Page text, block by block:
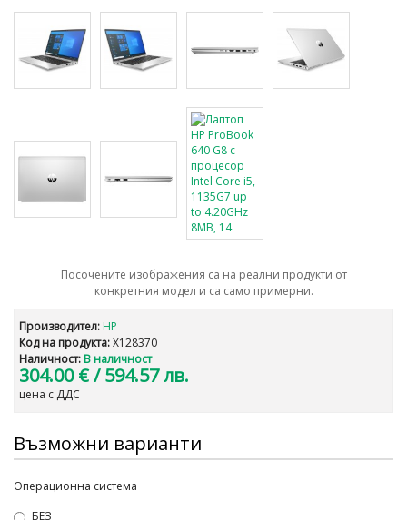
Посочените изображения са на реални продукти от
конкретния модел и са само примерни.
Производител: HP
Код на продукта:X128370
Наличност: В наличност
304.00 €/ 594.57 лв.
цена с ДДС
Възможни варианти
Операционна система
БЕЗ